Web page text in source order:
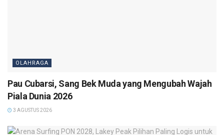
OLAHRAGA
Pau Cubarsi, Sang Bek Muda yang Mengubah Wajah
Piala Dunia 2026
3 AGUSTUS 2026